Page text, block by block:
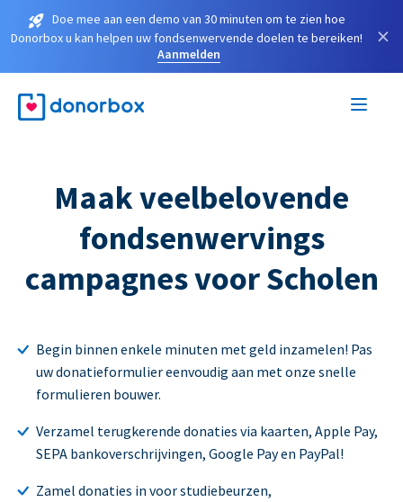
Doe mee aan een demo van 30 minuten om te zien hoe
Donorbox u kan helpen uw fondsenwervende doelen te bereiken!
Aanmelden
×
Maak veelbelovende
fondsenwervings
campagnes voor Scholen
Begin binnen enkele minuten met geld inzamelen! Pas
uw donatieformulier eenvoudig aan met onze snelle
formulieren bouwer.
Verzamel terugkerende donaties via kaarten, Apple Pay,
SEPA bankoverschrijvingen, Google Pay en PayPal!
Zamel donaties in voor studiebeurzen,